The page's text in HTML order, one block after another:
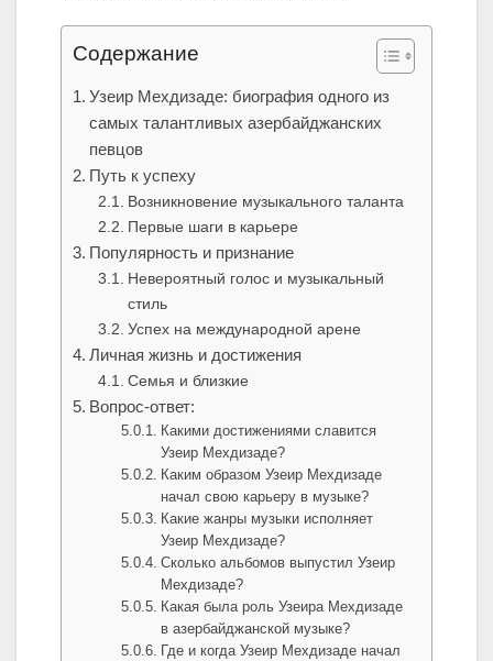
Содержание
Узеир Мехдизаде: биография одного из
самых талантливых азербайджанских
певцов
Путь к успеху
Возникновение музыкального таланта
Первые шаги в карьере
Популярность и признание
Невероятный голос и музыкальный
стиль
Успех на международной арене
Личная жизнь и достижения
Семья и близкие
Вопрос-ответ:
Какими достижениями славится
Узеир Мехдизаде?
Каким образом Узеир Мехдизаде
начал свою карьеру в музыке?
Какие жанры музыки исполняет
Узеир Мехдизаде?
Сколько альбомов выпустил Узеир
Мехдизаде?
Какая была роль Узеира Мехдизаде
в азербайджанской музыке?
Где и когда Узеир Мехдизаде начал